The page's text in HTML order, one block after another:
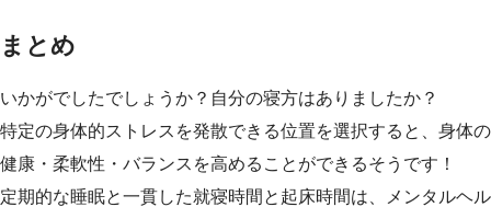
まとめ
いかがでしたでしょうか？自分の寝方はありましたか？
特定の身体的ストレスを発散できる位置を選択すると、身体の
健康・柔軟性・バランスを高めることができるそうです！
定期的な睡眠と一貫した就寝時間と起床時間は、メンタルヘル